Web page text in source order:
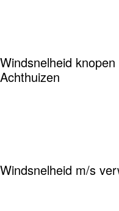
Windsnelheid
Achthuizen
Windsnelheid m/s